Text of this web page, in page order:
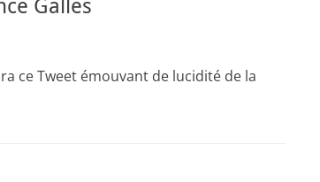
Galles
ce Tweet émouvant de lucidité de la